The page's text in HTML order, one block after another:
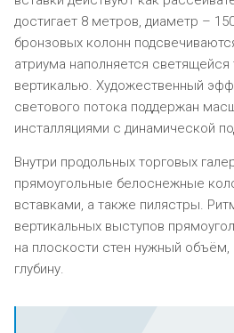
достигает 8 метров, диаметр –
бронзовых колонн
атриума наполняется светящейся
вертикалью. Художественный
светового потока поддержан
инсталляциями с динамической
Внутри продольных торговых
прямоугольные белоснежные
вставками, а также пилястры.
вертикальных выступов
на плоскости стен нужный объём,
глубину.